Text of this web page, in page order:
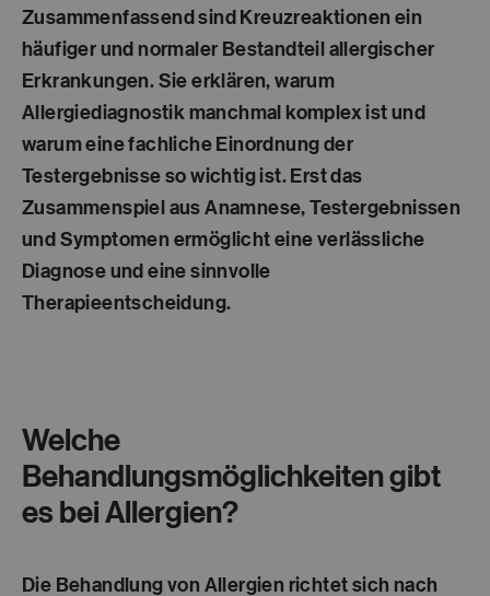
Zusammenfassend sind Kreuzreaktionen ein
häufiger und normaler Bestandteil allergischer
Erkrankungen. Sie erklären, warum
Allergiediagnostik manchmal komplex ist und
warum eine fachliche Einordnung der
Testergebnisse so wichtig ist. Erst das
Zusammenspiel aus Anamnese, Testergebnissen
und Symptomen ermöglicht eine verlässliche
Diagnose und eine sinnvolle
Therapieentscheidung.
Welche
Behandlungsmöglichkeiten gibt
es bei Allergien?
Die Behandlung von Allergien richtet sich nach